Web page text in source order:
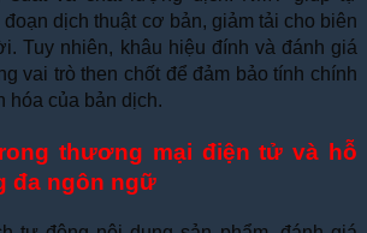
dịch thuật cơ bản, giảm tải cho biên
Tuy nhiên, khâu hiệu đính và đánh giá
vai trò then chốt để đảm bảo tính chính
hóa của bản dịch.
thương mại điện tử và hỗ
đa ngôn ngữ